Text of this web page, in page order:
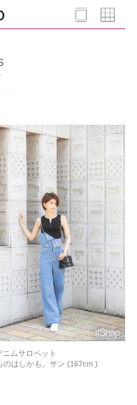
ニムサロペット
のはしかも。サン (167cm )